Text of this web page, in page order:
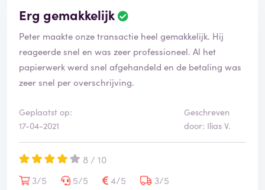
Erg gemakkelijk
Peter maakte onze transactie heel gemakkelijk. Hij
reageerde snel en was zeer professioneel. Al het
papierwerk werd snel afgehandeld en de betaling was
zeer snel per overschrijving.
Geplaatst op:
17-04-2021
Geschreven
door: Ilias V.
8 / 10
3/5
5/5 4/5
3/5